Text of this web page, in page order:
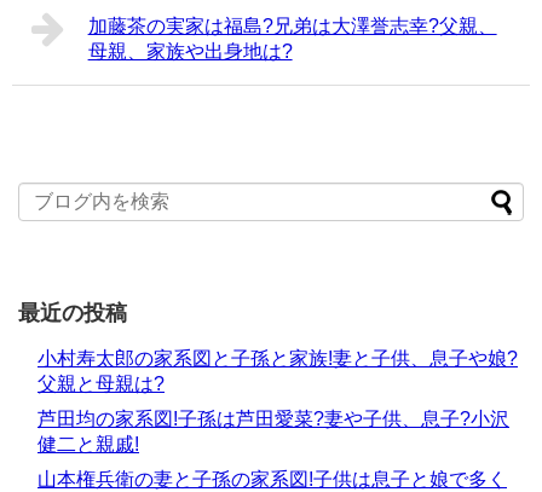
加藤茶の実家は福島?兄弟は大澤誉志幸?父親、
母親、家族や出身地は?
最近の投稿
小村寿太郎の家系図と子孫と家族!妻と子供、息子や娘?
父親と母親は?
芦田均の家系図!子孫は芦田愛菜?妻や子供、息子?小沢
健二と親戚!
山本権兵衛の妻と子孫の家系図!子供は息子と娘で多く